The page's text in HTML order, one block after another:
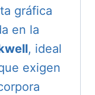
gráfica
en la
, ideal
exigen